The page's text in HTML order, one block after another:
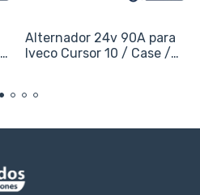
Alternador 24v 90A para
Iveco Cursor 10 / Case /